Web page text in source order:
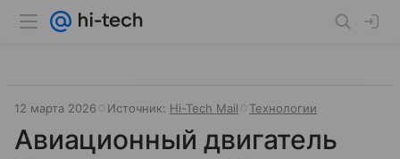
12 марта 2026 Источник: Hi-Tech Mail Технологии
Авиационный двигатель